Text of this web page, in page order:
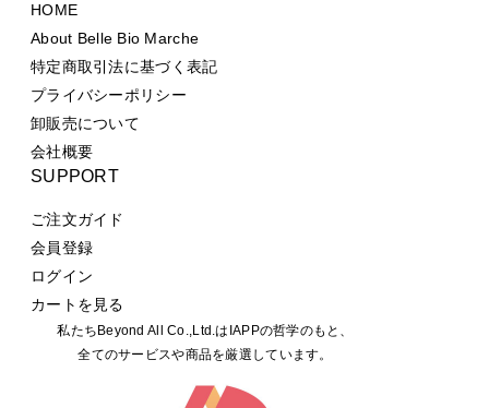
HOME
About Belle Bio Marche
特定商取引法に基づく表記
プライバシーポリシー
卸販売について
会社概要
SUPPORT
ご注文ガイド
会員登録
ログイン
カートを見る
私たちBeyond All Co.,Ltd.はIAPPの哲学のもと、
全てのサービスや商品を厳選しています。